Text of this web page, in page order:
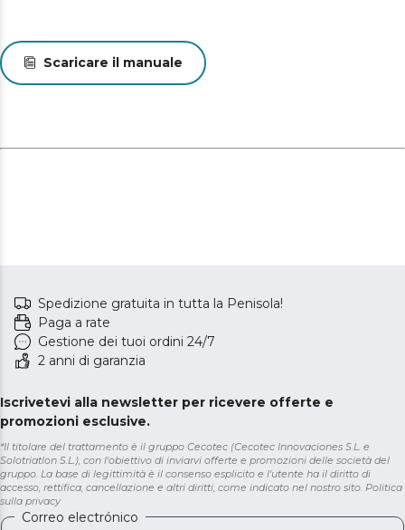
Scaricare il manuale
Spedizione gratuita in tutta la Penisola!
Paga a rate
Gestione dei tuoi ordini 24/7
2 anni di garanzia
Iscrivetevi alla newsletter per ricevere offerte e
promozioni esclusive.
*Il titolare del trattamento è il gruppo Cecotec (Cecotec Innovaciones S.L. e
Solotriatlon S.L.), con l'obiettivo di inviarvi offerte e promozioni delle società del
gruppo. La base di legittimità è il consenso esplicito e l'utente ha il diritto di
accesso, rettifica, cancellazione e altri diritti, come indicato nel nostro sito. Politica
sulla privacy
Correo electrónico